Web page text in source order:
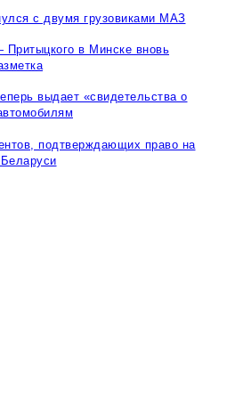
с двумя грузовиками МАЗ
в Минске вновь
выдает «свидетельства о
подтверждающих право на